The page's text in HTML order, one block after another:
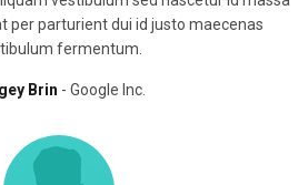
per parturient dui id justo maecenas
fermentum.
Brin Google Inc.